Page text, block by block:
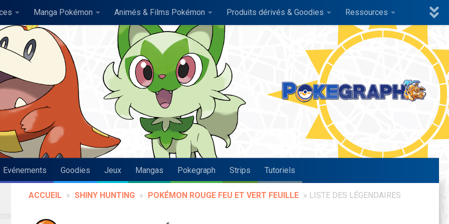
Manga Pokémon Animés & Films Pokémon Produits dérivés & Goodies Ressources
Evénements Goodies Jeux Mangas Pokegraph Strips Tutoriels
ACCUEIL » SHINY HUNTING » POKÉMON ROUGE FEU ET VERT FEUILLE » LISTE DES LÉGENDAIRES